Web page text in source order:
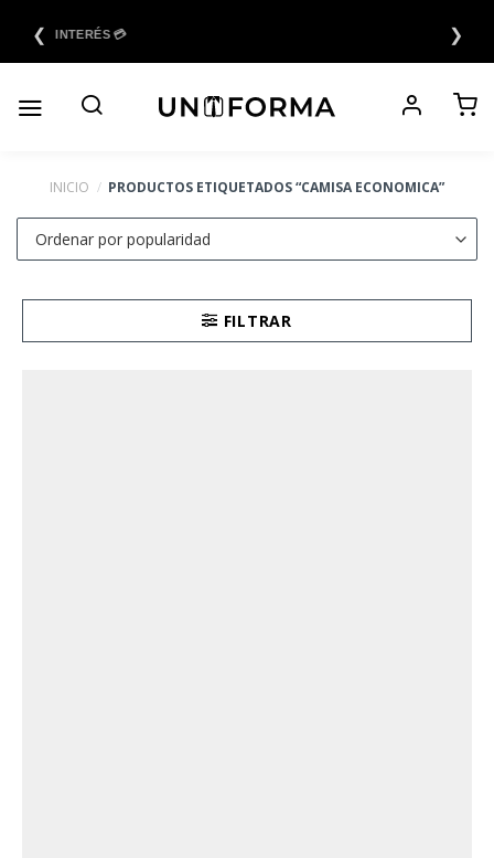
contenido
❮ 6 CUOTAS SIN INTERÉS 💳 ❯
INICIO / PRODUCTOS ETIQUETADOS “CAMISA ECONOMICA”
FILTRAR